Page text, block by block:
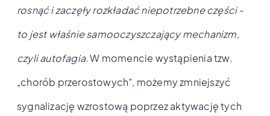
rosnąć i zaczęły rozkładać niepotrzebne części -
to jest właśnie samooczyszczający mechanizm,
czyli autofagia.W momencie wystąpienia tzw.
„chorób przerostowych”, możemy zmniejszyć
sygnalizację wzrostową poprzez aktywację tych